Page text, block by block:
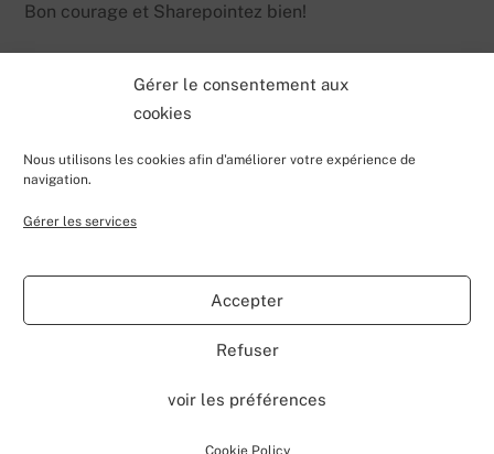
Gérer le consentement aux
cookies
Nous utilisons les cookies afin d'améliorer votre expérience de
navigation.
Gérer les services
Accepter
Refuser
voir les préférences
Cookie Policy
Bon courage et Sharepointez bien!
To
Top
Valentin Lecerf's Blog
Home Blog Contributions My Projects
Contact
Valentin Lecerf's Blog2026